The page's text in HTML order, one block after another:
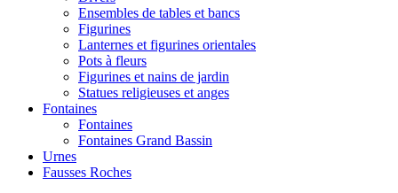
Ensembles de tables et bancs
Figurines
Lanternes et figurines orientales
Pots à fleurs
Figurines et nains de jardin
Statues religieuses et anges
Fontaines
Fontaines
Fontaines Grand Bassin
Urnes
Fausses Roches